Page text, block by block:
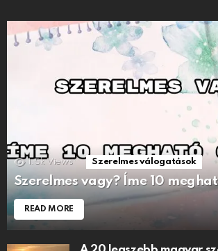
1.5k Views Szerelmes válogatások
Szerelmes vagy? Íme 10
READ MORE